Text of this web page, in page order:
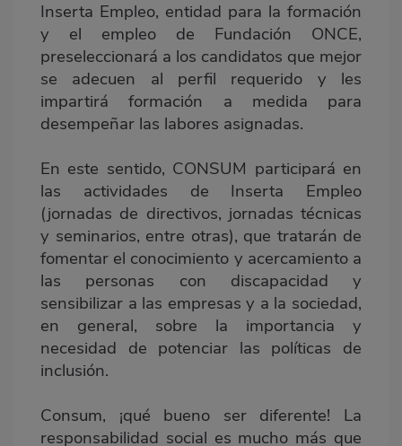
Inserta Empleo, entidad para la formación
y el empleo de Fundación ONCE,
preseleccionará a los candidatos que mejor
se adecuen al perfil requerido y les
impartirá formación a medida para
desempeñar las labores asignadas.
En este sentido, CONSUM participará en
las actividades de Inserta Empleo
(jornadas de directivos, jornadas técnicas
y seminarios, entre otras), que tratarán de
fomentar el conocimiento y acercamiento a
las personas con discapacidad y
sensibilizar a las empresas y a la sociedad,
en general, sobre la importancia y
necesidad de potenciar las políticas de
inclusión.
Consum, ¡qué bueno ser diferente! La
responsabilidad social es mucho más que